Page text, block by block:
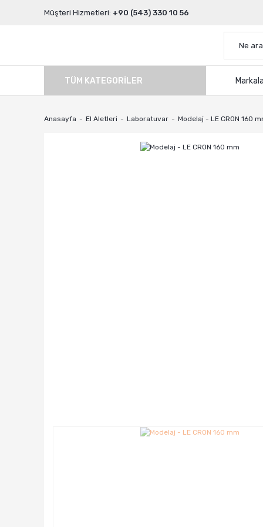
Müşteri Hizmetleri: +90 (543) 330 10 56
TÜM KATEGORILER
Anasayfa El Aletleri Laboratuvar Modelaj - LE CRON 160